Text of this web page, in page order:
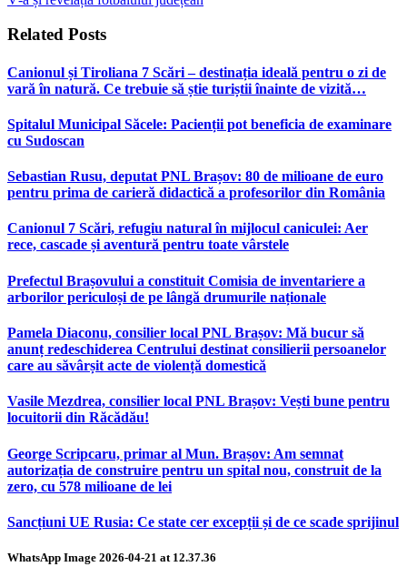
Related Posts
Canionul și Tiroliana 7 Scări – destinația ideală pentru o zi de
vară în natură. Ce trebuie să știe turiștii înainte de vizită…
Spitalul Municipal Săcele: Pacienții pot beneficia de examinare
cu Sudoscan
Sebastian Rusu, deputat PNL Brașov: 80 de milioane de euro
pentru prima de carieră didactică a profesorilor din România
Canionul 7 Scări, refugiu natural în mijlocul caniculei: Aer
rece, cascade și aventură pentru toate vârstele
Prefectul Brașovului a constituit Comisia de inventariere a
arborilor periculoși de pe lângă drumurile naționale
Pamela Diaconu, consilier local PNL Brașov: Mă bucur să
anunț redeschiderea Centrului destinat consilierii persoanelor
care au săvârșit acte de violență domestică
Vasile Mezdrea, consilier local PNL Brașov: Vești bune pentru
locuitorii din Răcădău!
George Scripcaru, primar al Mun. Brașov: Am semnat
autorizația de construire pentru un spital nou, construit de la
zero, cu 578 milioane de lei
Sancțiuni UE Rusia: Ce state cer excepții și de ce scade sprijinul
WhatsApp Image 2026-04-21 at 12.37.36